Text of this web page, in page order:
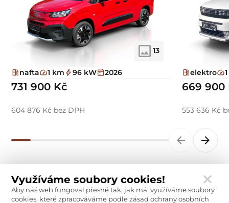
13
nafta 1 km 96 kW 2026
731 900 Kč
604 876 Kč bez DPH
elektro
669 900
553 636 Kč
Využíváme soubory cookies!
Aby náš web fungoval přesně tak, jak má, využíváme soubory
cookies, které zpracováváme podle zásad ochrany osobních